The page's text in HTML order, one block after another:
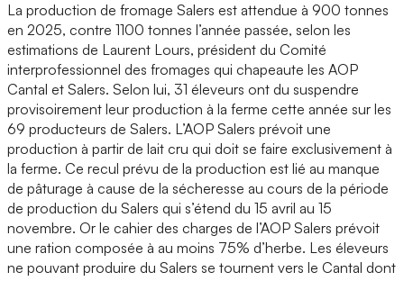
La production de fromage Salers est attendue à 900 tonnes
en 2025, contre 1100 tonnes l’année passée, selon les
estimations de Laurent Lours, président du Comité
interprofessionnel des fromages qui chapeaute les AOP
Cantal et Salers. Selon lui, 31 éleveurs ont du suspendre
provisoirement leur production à la ferme cette année sur les
69 producteurs de Salers. L’AOP Salers prévoit une
production à partir de lait cru qui doit se faire exclusivement à
la ferme. Ce recul prévu de la production est lié au manque
de pâturage à cause de la sécheresse au cours de la période
de production du Salers qui s’étend du 15 avril au 15
novembre. Or le cahier des charges de l’AOP Salers prévoit
une ration composée à au moins 75% d’herbe. Les éleveurs
ne pouvant produire du Salers se tournent vers le Cantal dont